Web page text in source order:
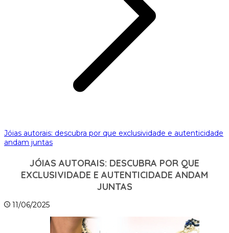
Jóias autorais: descubra por que exclusividade e autenticidade
andam juntas
JÓIAS AUTORAIS: DESCUBRA POR QUE
EXCLUSIVIDADE E AUTENTICIDADE ANDAM
JUNTAS
11/06/2025